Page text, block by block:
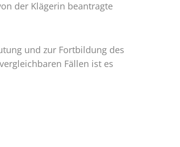
der Klägerin beantragte
und zur Fortbildung des
Fällen ist es